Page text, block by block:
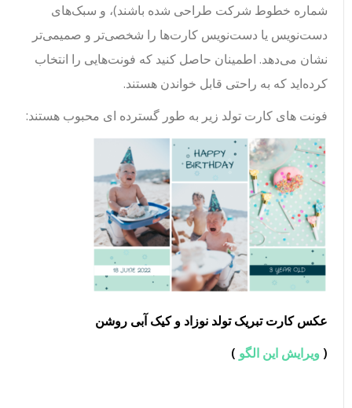
شماره خطوط شرکت طراحی شده باشند)، و سبک‌های
دست‌نویس یا دست‌نویس کارت‌ها را شخصی‌تر و صمیمی‌تر
نشان می‌دهد. اطمینان حاصل کنید که فونت‌هایی را انتخاب
کرده‌اید که به راحتی قابل خواندن هستند.
فونت های کارت تولد زیر به طور گسترده ای محبوب هستند:
عکس کارت تبریک تولد نوزاد و کیک آبی روشن
ویرایش این الگو)